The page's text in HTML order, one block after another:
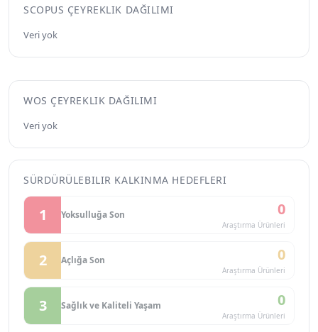
SCOPUS ÇEYREKLIK DAĞILIMI
Veri yok
WOS ÇEYREKLIK DAĞILIMI
Veri yok
SÜRDÜRÜLEBILIR KALKINMA HEDEFLERI
1 Yoksulluğa Son 0
Araştırma Ürünleri
2 Açlığa Son 0
Araştırma Ürünleri
3 Sağlık ve Kaliteli Yaşam 0
Araştırma Ürünleri